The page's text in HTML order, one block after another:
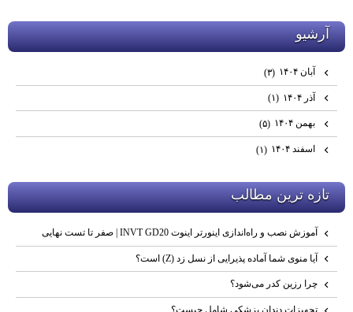
آرشيو
آبان ۱۴۰۴ (۳)
آذر ۱۴۰۴ (۱)
بهمن ۱۴۰۴ (۵)
اسفند ۱۴۰۴ (۱)
تازه ترين مطالب
آموزش نصب و راه‌اندازی اینورتر اینوت INVT GD20 | صفر تا تست نهایی
آیا منوی شما آماده پذیرایی از نسل زد (Z) است؟
چرا رزین کدر می‌شود؟
تجهیزات دندان پزشکی شامل چیست؟